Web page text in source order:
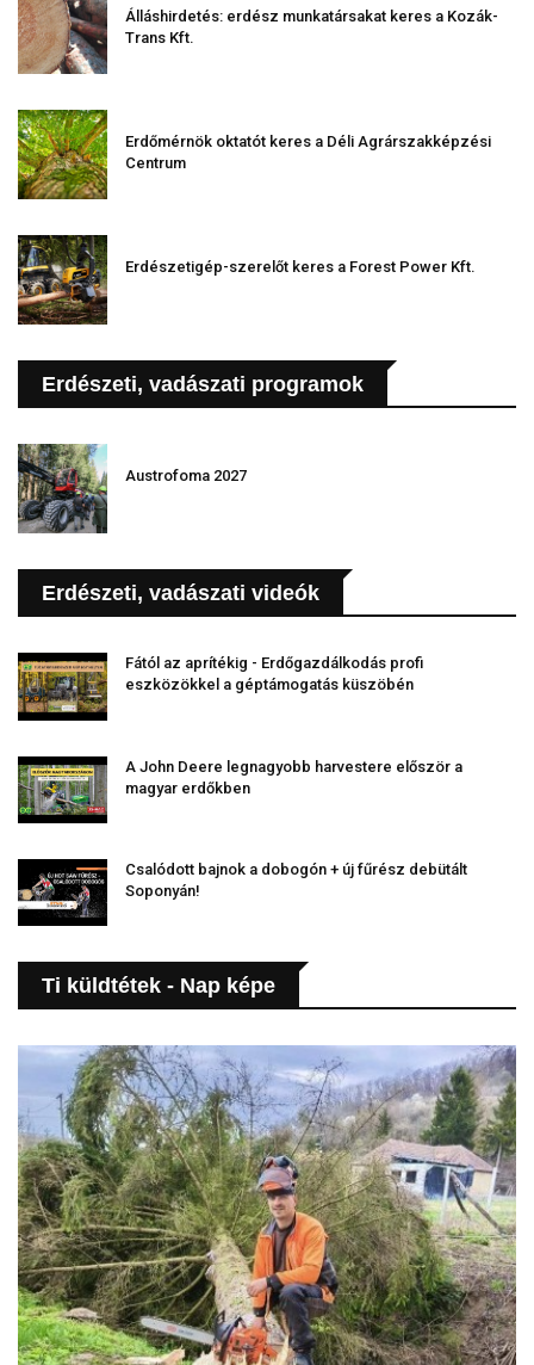
Álláshirdetés: erdész munkatársakat keres a Kozák-
Trans Kft.
Erdőmérnök oktatót keres a Déli Agrárszakképzési
Centrum
Erdészetigép-szerelőt keres a Forest Power Kft.
Erdészeti, vadászati programok
Austrofoma 2027
Erdészeti, vadászati videók
Fától az aprítékig - Erdőgazdálkodás profi
eszközökkel a géptámogatás küszöbén
A John Deere legnagyobb harvestere először a
magyar erdőkben
Csalódott bajnok a dobogón + új fűrész debütált
Soponyán!
Ti küldtétek - Nap képe